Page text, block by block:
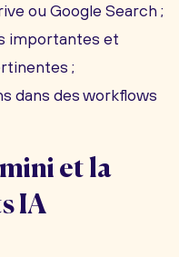
ou Google Search ;
importantes et
;
dans des workflows
et la
IA